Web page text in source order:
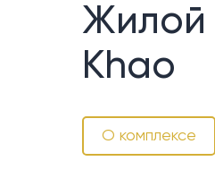
Жилой
Khao
О комплексе